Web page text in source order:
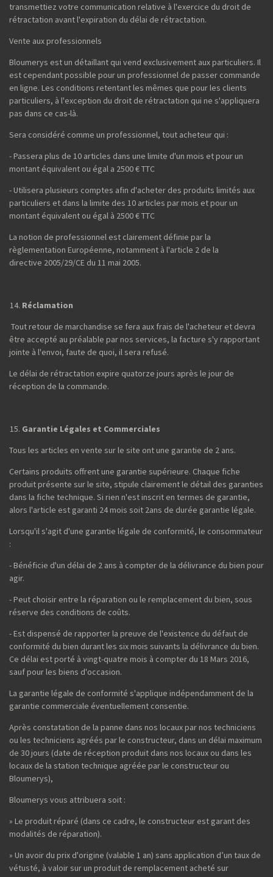
transmettiez votre communication relative à l'exercice du droit de
rétractation avant l'expiration du délai de rétractation.
Vente aux professionnels
Bloumerys est un détaillant qui vend exclusivement aux particuliers. Il
est cependant possible pour un professionnel de passer commande
en ligne. Les conditions retentant les mêmes que pour les clients
particuliers, à l'exception du droit de rétractation qui ne s'appliquera
pas dans ce cas-là.
Sera considéré comme un professionnel, tout acheteur qui :
- Passera plus de 10 articles dans une limite d'un mois et pour un
montant équivalent ou égal a 2500 € TTC
- Utilisera plusieurs comptes afin d'acheter des produits limités aux
particuliers et dans la limite des 10 articles par mois et pour un
montant équivalent ou égal à 2500 € TTC
La notion de professionnel est clairement définie par la
règlementation Européenne, notamment à l'article 2 de la
directive 2005/29/CE du 11 mai 2005.
Réclamation
Tout retour de marchandise se fera aux frais de l'acheteur et devra
être accepté au préalable par nos services, la facture s'y rapportant
jointe à l'envoi, faute de quoi, il sera refusé.
Le délai de rétractation expire quatorze jours après le jour de
réception de la commande.
Garantie Légales et Commerciales
Tous les articles en vente sur le site ont une garantie de 2 ans.
Certains produits offrent une garantie supérieure. Chaque fiche
produit présente sur le site, stipule clairement le détail des garanties
dans la fiche technique. Si rien n'est inscrit en termes de garantie,
alors l'article est garanti 24 mois soit 2ans de durée garantie légale.
Lorsqu'il s'agit d'une garantie légale de conformité, le consommateur
:
- Bénéficie d'un délai de 2 ans à compter de la délivrance du bien pour
agir.
- Peut choisir entre la réparation ou le remplacement du bien, sous
réserve des conditions de coûts.
- Est dispensé de rapporter la preuve de l'existence du défaut de
conformité du bien durant les six mois suivants la délivrance du bien.
Ce délai est porté à vingt-quatre mois à compter du 18 Mars 2016,
sauf pour les biens d'occasion.
La garantie légale de conformité s'applique indépendamment de la
garantie commerciale éventuellement consentie.
Après constatation de la panne dans nos locaux par nos techniciens
ou les techniciens agréés par le constructeur, dans un délai maximum
de 30 jours (date de réception produit dans nos locaux ou dans les
locaux de la station technique agréée par le constructeur ou
Bloumerys),
Bloumerys vous attribuera soit :
» Le produit réparé (dans ce cadre, le constructeur est garant des
modalités de réparation).
» Un avoir du prix d'origine (valable 1 an) sans application d’un taux de
vétusté, à valoir sur un produit de remplacement acheté sur